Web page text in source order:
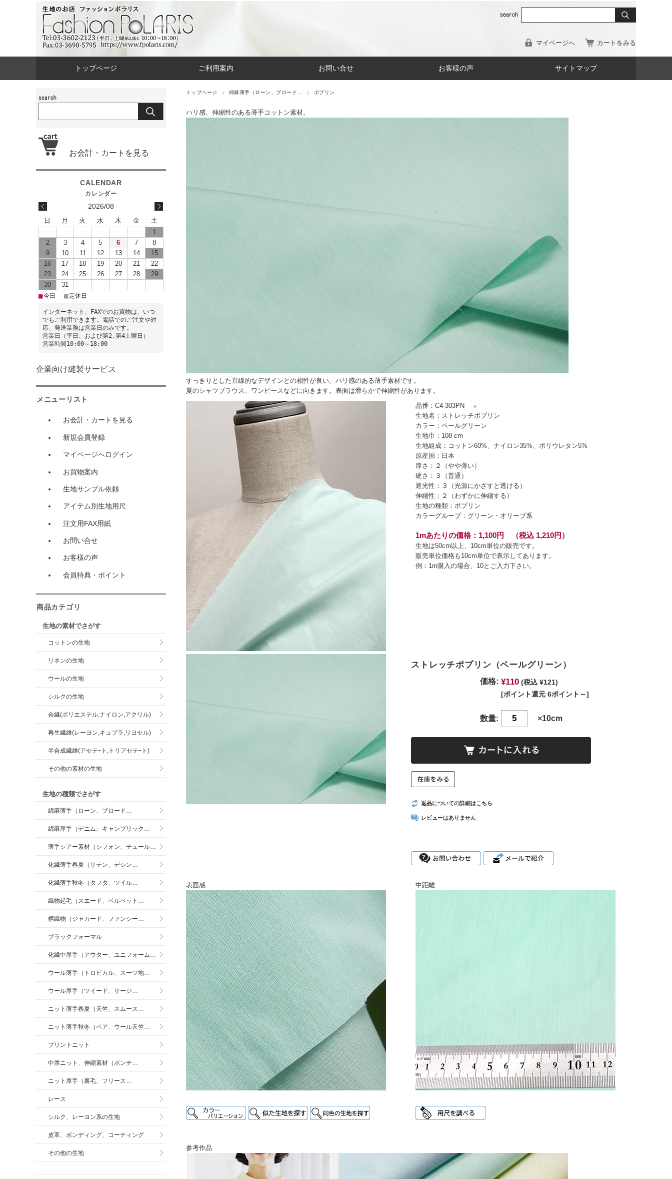
マイページへ カートをみる
トップページ ご利用案内 お問い合せ お客様の声 サイトマップ
トップページ 綿麻薄手（ローン、ブロード… ポプリン
ハリ感、伸縮性のある薄手コットン素材。
すっきりとした直線的なデザインとの相性が良い、ハリ感のある薄手素材です。
夏のシャツブラウス、ワンピースなどに向きます。表面は滑らかで伸縮性があります。
品番：C4-303PN ●
生地名：ストレッチポプリン
カラー：ペールグリーン
生地巾：108 cm
生地組成：コットン60%、ナイロン35%、ポリウレタン5%
原産国：日本
厚さ：２（やや薄い）
硬さ：３（普通）
遮光性：３（光源にかざすと透ける）
伸縮性：２（わずかに伸縮する）
生地の種類：ポプリン
カラーグループ：グリーン・オリーブ系
1mあたりの価格：1,100円 （税込 1,210円）
生地は50cm以上、10cm単位の販売です。
販売単位価格も10cm単位で表示してあります。
例：1m購入の場合、10とご入力下さい。
ストレッチポプリン（ペールグリーン）
価格: ¥110 (税込 ¥121)
[ポイント還元 6ポイント～]
数量: ×10cm
返品についての詳細はこちら
レビューはありません
表面感 中距離
参考作品
お会計・カートを見る
2026/08
日 月 火 水 木 金
土
1
2
3 4 5 6 7
8
9
10 11 12 13 14
15
16
17 18 19 20 21
22
23
24 25 26 27 28
29
30
31
■今日 ■ 定休日
インターネット、FAXでのお買物は、いつ
でもご利用できます。電話でのご注文や対
応、発送業務は営業日のみです。
営業日（平日、および第2,第4土曜日）
営業時間10:00～18:00
企業向け縫製サービス
メニューリスト
お会計・カートを見る
新規会員登録
マイページへログイン
お買物案内
生地サンプル依頼
アイテム別生地用尺
注文用FAX用紙
お問い合せ
お客様の声
会員特典・ポイント
商品カテゴリ
生地の素材でさがす
コットンの生地
リネンの生地
ウールの生地
シルクの生地
合繊(ポリエステル,ナイロン,アクリル)
再生繊維(レーヨン,キュプラ,リヨセル)
半合成繊維(アセテｰト,トリアセテｰト)
その他の素材の生地
生地の種類でさがす
綿麻薄手（ローン、ブロード…
綿麻厚手（デニム、キャンブリック…
薄手シアー素材（シフォン、チュール…
化繊薄手春夏（サテン、デシン…
化繊薄手秋冬（タフタ、ツイル…
織物起毛（スエード、ベルベット…
柄織物（ジャカード、ファンシー…
ブラックフォーマル
化繊中厚手（アウター、ユニフォーム…
ウール薄手（トロピカル、スーツ地…
ウール厚手（ツイード、サージ…
ニット薄手春夏（天竺、スムース…
ニット薄手秋冬（ベア、ウール天竺…
プリントニット
中厚ニット、伸縮素材（ポンチ…
ニット厚手（裏毛、フリース…
レース
シルク、レーヨン系の生地
皮革、ボンディング、コーティング
その他の生地